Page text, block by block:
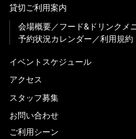
貸切ご利用案内
会場概要
フード&ドリンクメ
予約状況カレンダー
利用規約
イベントスケジュール
アクセス
スタッフ募集
お問い合わせ
ご利用シーン